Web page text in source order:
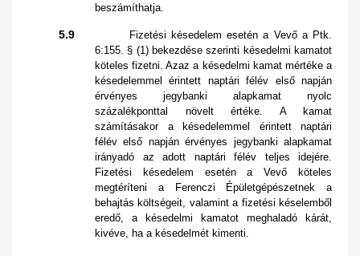
beszámíthatja.
5.9
Fizetési késedelem esetén a Vevő a Ptk.
6:155. § (1) bekezdése szerinti késedelmi kamatot
köteles fizetni. Azaz a késedelmi kamat mértéke a
késedelemmel érintett naptári félév első napján
érvényes jegybanki alapkamat nyolc
százalékponttal növelt értéke. A kamat
számításakor a késedelemmel érintett naptári
félév első napján érvényes jegybanki alapkamat
irányadó az adott naptári félév teljes idejére.
Fizetési késedelem esetén a Vevő köteles
megtéríteni a Ferenczi Épületgépészetnek a
behajtás költségeit, valamint a fizetési késelemből
eredő, a késedelmi kamatot meghaladó kárát,
kivéve, ha a késedelmét kimenti.